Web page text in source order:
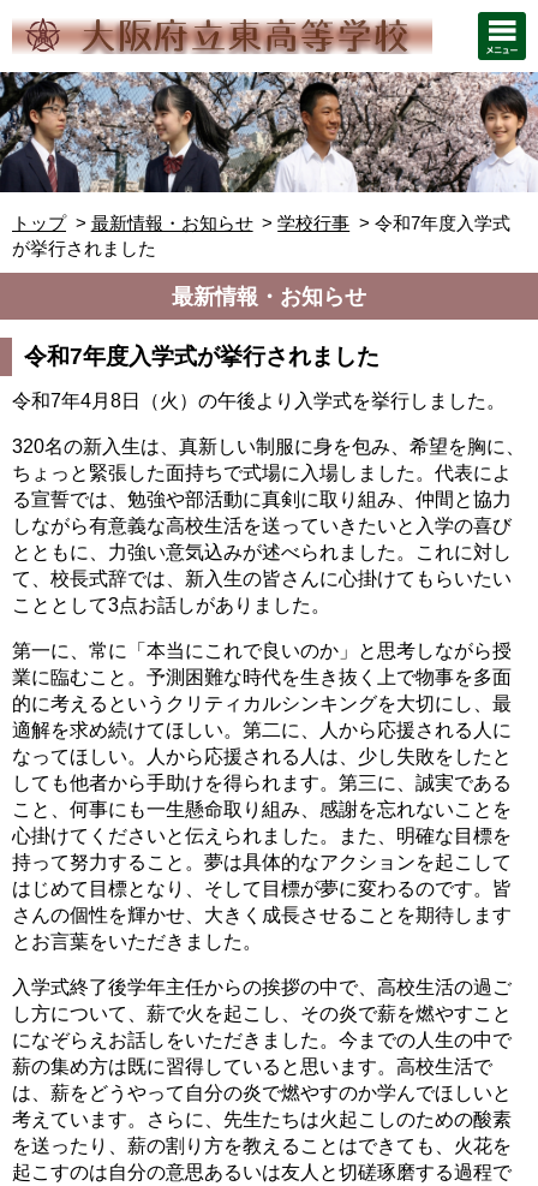
トップ 最新情報・お知らせ 学校行事
令和7年度入学式
が挙行されました
最新情報・お知らせ
令和7年度入学式が挙行されました
令和7年4月8日（火）の午後より入学式を挙行しました。
320名の新入生は、真新しい制服に身を包み、希望を胸に、
ちょっと緊張した面持ちで式場に入場しました。代表によ
る宣誓では、勉強や部活動に真剣に取り組み、仲間と協力
しながら有意義な高校生活を送っていきたいと入学の喜び
とともに、力強い意気込みが述べられました。これに対し
て、校長式辞では、新入生の皆さんに心掛けてもらいたい
こととして3点お話しがありました。
第一に、常に「本当にこれで良いのか」と思考しながら授
業に臨むこと。予測困難な時代を生き抜く上で物事を多面
的に考えるというクリティカルシンキングを大切にし、最
適解を求め続けてほしい。第二に、人から応援される人に
なってほしい。人から応援される人は、少し失敗をしたと
しても他者から手助けを得られます。第三に、誠実である
こと、何事にも一生懸命取り組み、感謝を忘れないことを
心掛けてくださいと伝えられました。また、明確な目標を
持って努力すること。夢は具体的なアクションを起こして
はじめて目標となり、そして目標が夢に変わるのです。皆
さんの個性を輝かせ、大きく成長させることを期待します
とお言葉をいただきました。
入学式終了後学年主任からの挨拶の中で、高校生活の過ご
し方について、薪で火を起こし、その炎で薪を燃やすこと
になぞらえお話しをいただきました。今までの人生の中で
薪の集め方は既に習得していると思います。高校生活で
は、薪をどうやって自分の炎で燃やすのか学んでほしいと
考えています。さらに、先生たちは火起こしのための酸素
を送ったり、薪の割り方を教えることはできても、火花を
起こすのは自分の意思あるいは友人と切磋琢磨する過程で